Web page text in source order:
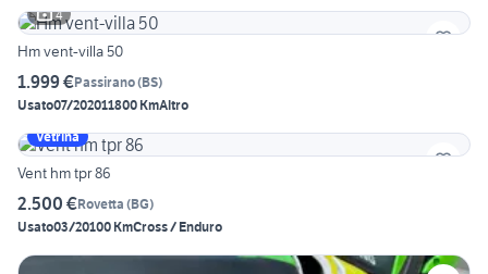
4
Hm vent-villa 50
1.999 €Passirano(BS)
Usato07/202011800 KmAltro
Vetrina
Vent hm tpr 86
2.500 €Rovetta (BG)
Usato03/20100 KmCross / Enduro